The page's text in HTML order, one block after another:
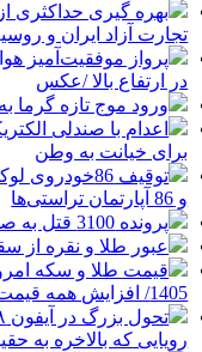
بهره گیری حداکثری
تجارت آزاد ایران و
پرواز موفقیت‌آمیز
در ارتفاع بالا /عکس
ورود موج تازه گرما
اعدام با صندلی
برای خیانت به وطن
و 86 آپارتمان تراستی‌ها
پرونده 3100 قتل به صلح و سازش ختم شد
عبور طلا و نقره از
1405/ افزایش همه قیمت ها + جدول
رویایی که بالاخره به